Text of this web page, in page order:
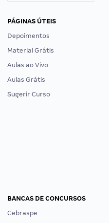
PÁGINAS ÚTEIS
Depoimentos
Material Grátis
Aulas ao Vivo
Aulas Grátis
Sugerir Curso
BANCAS DE CONCURSOS
Cebraspe